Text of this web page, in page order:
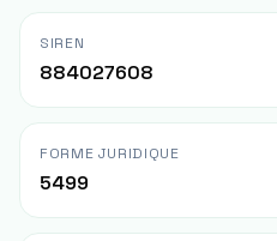
SIREN
884027608
FORME JURIDIQUE
5499